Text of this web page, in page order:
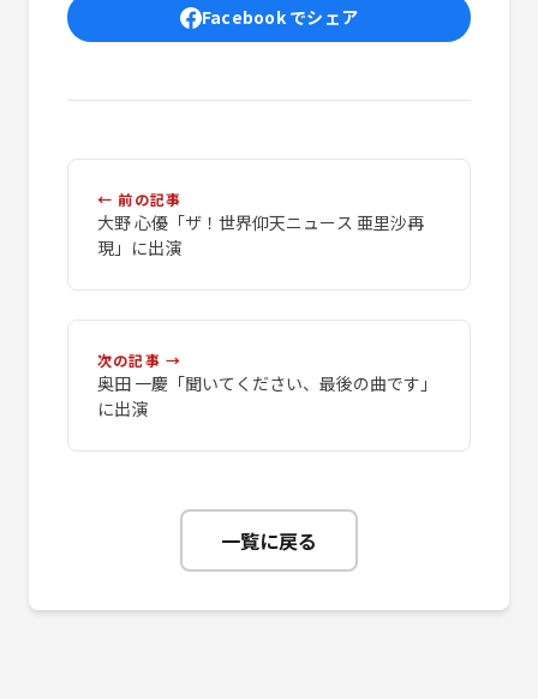
Facebook でシェア
← 前の記事
大野 心優「ザ！世界仰天ニュース 亜里沙再
現」に出演
次の記事 →
奥田 一慶「聞いてください、最後の曲です」
に出演
一覧に戻る